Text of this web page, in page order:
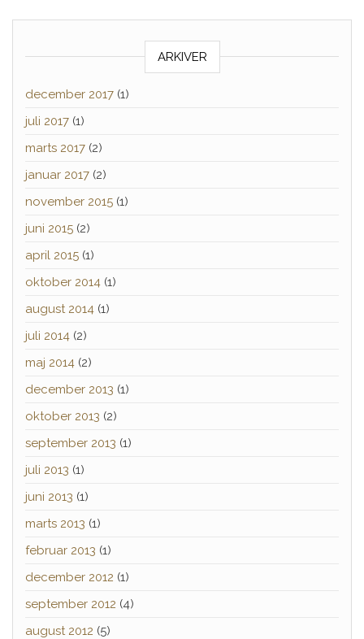
ARKIVER
december 2017 (1)
juli 2017 (1)
marts 2017 (2)
januar 2017 (2)
november 2015 (1)
juni 2015 (2)
april 2015 (1)
oktober 2014 (1)
august 2014 (1)
juli 2014 (2)
maj 2014 (2)
december 2013 (1)
oktober 2013 (2)
september 2013 (1)
juli 2013 (1)
juni 2013 (1)
marts 2013 (1)
februar 2013 (1)
december 2012 (1)
september 2012 (4)
august 2012 (5)